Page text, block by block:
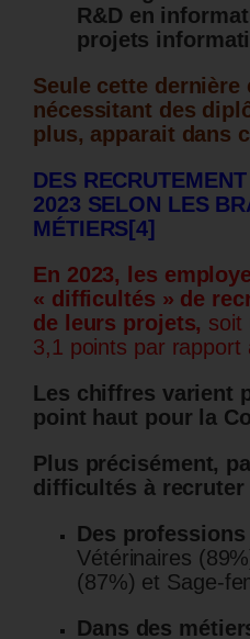
R&D en
projets
Seule cette dernière
nécessitant des
plus, apparait dans
DES
2023 SELON LES
MÉTIERS[4]
En 2023, les
« difficultés » de
de leurs projets, soit
3,1 points par rapport
Les chiffres varient
point haut pour la
Plus précisément,
difficultés à
Des professions
Vétérinaires
(87%) et Sage-
Dans des